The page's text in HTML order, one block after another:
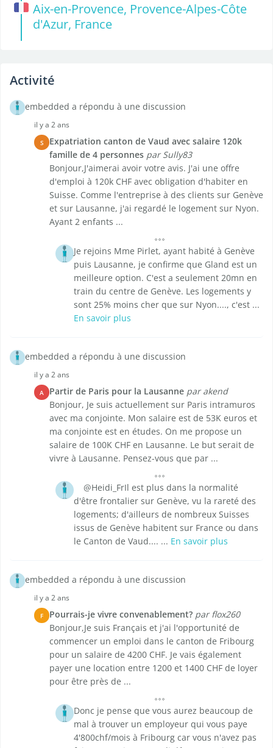
Aix-en-Provence, Provence-Alpes-Côte
d'Azur, France
Activité
embedded a répondu à une discussion
il y a 2 ans
S
Expatriation canton de Vaud avec salaire 120k
famille de 4 personnes par Sully83
Bonjour,J'aimerai avoir votre avis. J'ai une offre
d'emploi à 120k CHF avec obligation d'habiter en
Suisse. Comme l'entreprise à des clients sur Genève
et sur Lausanne, j'ai regardé le logement sur Nyon.
Ayant 2 enfants ...
Je rejoins Mme Pirlet, ayant habité à Genève
puis Lausanne, je confirme que Gland est un
meilleure option. C'est a seulement 20mn en
train du centre de Genève. Les logements y
sont 25% moins cher que sur Nyon...., c'est ...
En savoir plus
embedded a répondu à une discussion
il y a 2 ans
A Partir de Paris pour la Lausanne par akend
Bonjour, Je suis actuellement sur Paris intramuros
avec ma conjointe. Mon salaire est de 53K euros et
ma conjointe est en études. On me propose un
salaire de 100K CHF en Lausanne. Le but serait de
vivre à Lausanne. Pensez-vous que par ...
@Heidi_FrIl est plus dans la normalité
d'être frontalier sur Genève, vu la rareté des
logements; d'ailleurs de nombreux Suisses
issus de Genève habitent sur France ou dans
le Canton de Vaud.... ... En savoir plus
embedded a répondu à une discussion
il y a 2 ans
F Pourrais-je vivre convenablement? par flox260
Bonjour,Je suis Français et j'ai l'opportunité de
commencer un emploi dans le canton de Fribourg
pour un salaire de 4200 CHF. Je vais également
payer une location entre 1200 et 1400 CHF de loyer
pour être près de ...
Donc je pense que vous aurez beaucoup de
mal à trouver un employeur qui vous paye
4'800chf/mois à Fribourg car vous n'avez pas